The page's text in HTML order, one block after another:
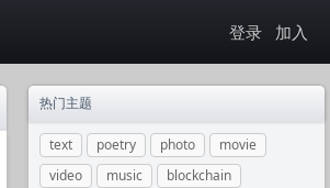
登录 加入
热门主题
text poetry photo
movie
video
music
blockchain